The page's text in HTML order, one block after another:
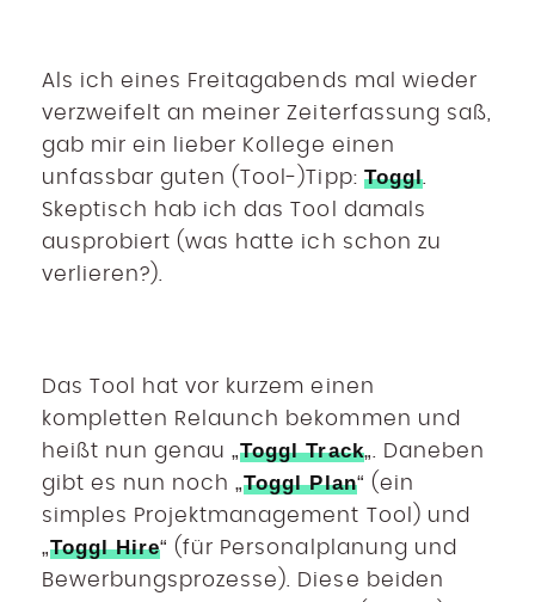
Als ich eines Freitagabends mal wieder
verzweifelt an meiner Zeiterfassung saß,
gab mir ein lieber Kollege einen
unfassbar guten (Tool-)Tipp: Toggl.
Skeptisch hab ich das Tool damals
ausprobiert (was hatte ich schon zu
verlieren?).
Das Tool hat vor kurzem einen
kompletten Relaunch bekommen und
heißt nun genau „Toggl Track„. Daneben
gibt es nun noch „Toggl Plan“ (ein
simples Projektmanagement Tool) und
„Toggl Hire“ (für Personalplanung und
Bewerbungsprozesse). Diese beiden